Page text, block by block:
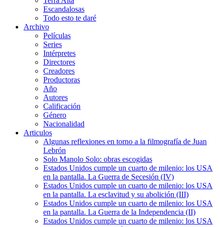
Escandalosas
Todo esto te daré
Archivo
Películas
Series
Intérpretes
Directores
Creadores
Productoras
Año
Autores
Calificación
Género
Nacionalidad
Articulos
Algunas reflexiones en torno a la filmografía de Juan
Lebrón
Solo Manolo Solo: obras escogidas
Estados Unidos cumple un cuarto de milenio: los USA
en la pantalla. La Guerra de Secesión (IV)
Estados Unidos cumple un cuarto de milenio: los USA
en la pantalla. La esclavitud y su abolición (III)
Estados Unidos cumple un cuarto de milenio: los USA
en la pantalla. La Guerra de la Independencia (II)
Estados Unidos cumple un cuarto de milenio: los USA